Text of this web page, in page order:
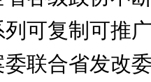
可复制可推
联合省发改